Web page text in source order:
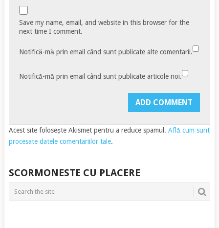
Save my name, email, and website in this browser for the
next time I comment.
Notifică-mă prin email când sunt publicate alte comentarii.
Notifică-mă prin email când sunt publicate articole noi.
Acest site folosește Akismet pentru a reduce spamul. Află cum sunt
procesate datele comentariilor tale.
SCORMONESTE CU PLACERE